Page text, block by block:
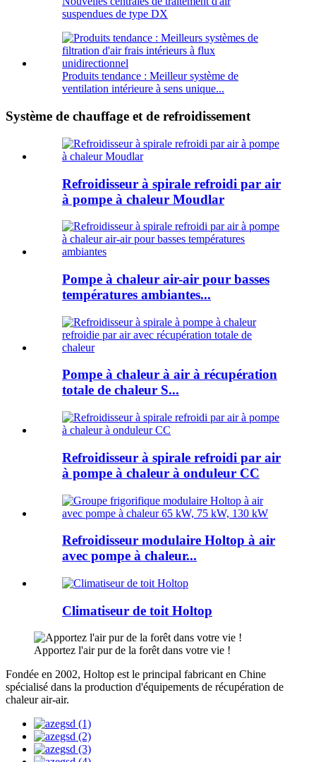
suspendues de type DX
Produits tendance : Meilleur système de
ventilation intérieure à sens unique...
Système de chauffage et de refroidissement
Refroidisseur à spirale refroidi par air
à pompe à chaleur Moudlar
Pompe à chaleur air-air pour basses
températures ambiantes...
Pompe à chaleur à air à récupération
totale de chaleur S...
Refroidisseur à spirale refroidi par air
à pompe à chaleur à onduleur CC
Refroidisseur modulaire Holtop à air
avec pompe à chaleur...
Climatiseur de toit Holtop
Apportez l'air pur de la forêt dans votre vie !
Fondée en 2002, Holtop est le principal fabricant en Chine
spécialisé dans la production d'équipements de récupération de
chaleur air-air.